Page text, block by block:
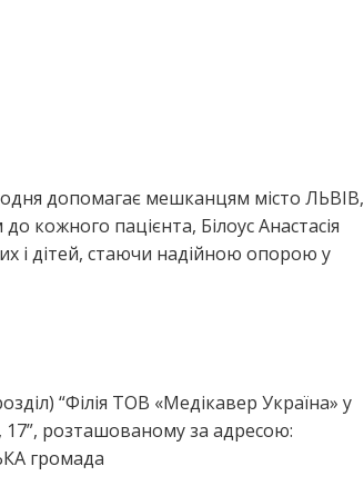
допомагає мешканцям місто ЛЬВІВ,
кожного пацієнта, Білоус Анастасія
і дітей, стаючи надійною опорою у
“Філія ТОВ «Медікавер Україна» у
17”, розташованому за адресою:
громада